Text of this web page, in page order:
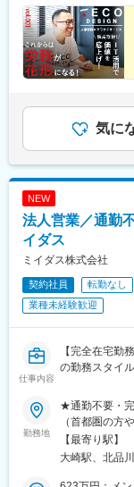
る機会がある
す。 便宜上、各ポジションに分類していますが、あくまで”ざっく
りとしたくく
まで培った知
と思っています
気に
NEW
法人営業／通勤
イダス
ミイダス株式会社
契約社員 転勤なし
業種未経験歓迎
仕事内容
【完全在宅勤
の勤務スタイ
勤務地
★通勤不要・
（首都圏の方
後に在宅
社】東京都品
【最寄り駅】
大崎駅、北品